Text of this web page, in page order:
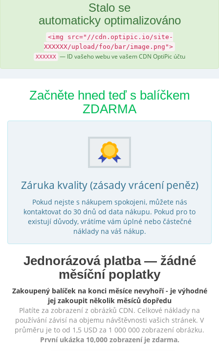
Stalo se
automaticky optimalizováno
<img src="//cdn.optipic.io/site-
XXXXXX/upload/foo/bar/image.png">
XXXXXX — ID vašeho webu ve vašem CDN OptiPic účtu
Začněte hned teď s balíčkem
ZDARMA
Záruka kvality (zásady vrácení peněz)
Pokud nejste s nákupem spokojeni, můžete nás
kontaktovat do 30 dnů od data nákupu. Pokud pro to
existují důvody, vrátíme vám úplné nebo částečné
náklady na váš nákup.
Jednorázová platba — žádné
měsíční poplatky
Zakoupený balíček na konci měsíce nevyhoří - je výhodné
jej zakoupit několik měsíců dopředu
Platíte za zobrazení z obrázků CDN. Celkové náklady na
používání závisí na objemu návštěvnosti vašich stránek. V
průměru je to od 1,5 USD za 1 000 000 zobrazení obrázku.
První ukázka 10,000 zobrazení je zdarma.